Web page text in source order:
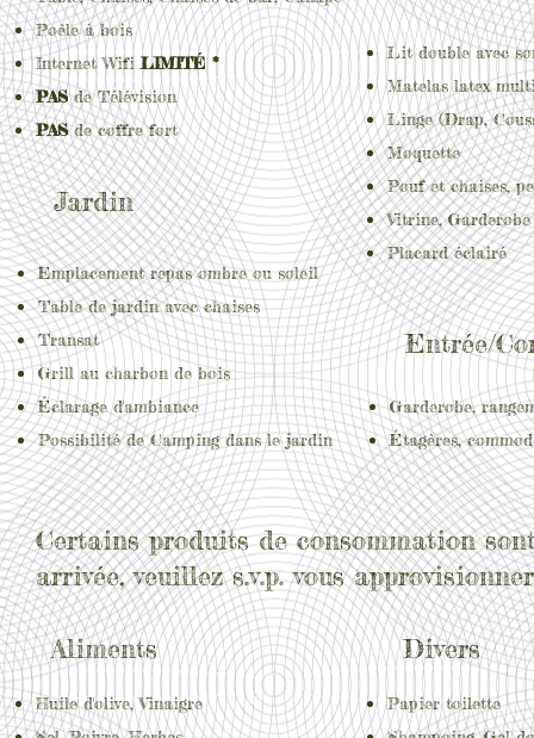
Poêle à bois
Internet Wifi LIMITÉ *
PASde Télévision
PASde coffre fort
Certains produits de consommation
arrivée, veuillez s.v.p. vous
Huile d'olive, Vinaigre
Papier toilette
Aliments Divers
Lit double avec
Matelas latex
Linge (Drap,
Moquette
Pouf et chaises,
Vitrine, Garderobe
Placard éclairé
Emplacement repas ombre ou soleil
Table de jardin avec chaises
Transat
Grill au charbon de bois
Éclarage d'ambiance
Possibilité de Camping dans le jardin
Jardin
Garderobe,
Étagères,
Entrée/